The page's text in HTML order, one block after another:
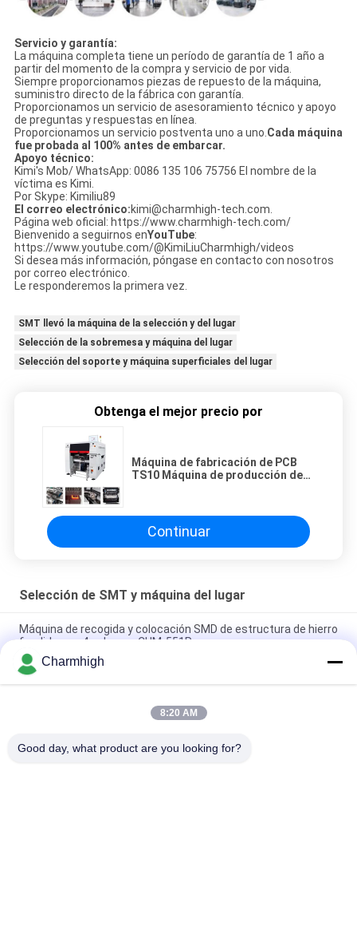
Servicio y garantía:
La máquina completa tiene un período de garantía de 1 año a
partir del momento de la compra y servicio de por vida.
Siempre proporcionamos piezas de repuesto de la máquina,
suministro directo de la fábrica con garantía.
Proporcionamos un servicio de asesoramiento técnico y apoyo
de preguntas y respuestas en línea.
Proporcionamos un servicio postventa uno a uno. Cada máquina
fue probada al 100% antes de embarcar.
Apoyo técnico:
Kimi's Mob/ WhatsApp: 0086 135 106 75756 El nombre de la
víctima es Kimi.
Por Skype: Kimiliu89
El correo electrónico:kimi@charmhigh-tech.com.
Página web oficial: https://www.charmhigh-tech.com/
Bienvenido a seguirnos enYouTube:
https://www.youtube.com/@KimiLiuCharmhigh/videos
Si desea más información, póngase en contacto con nosotros
por correo electrónico.
Le responderemos la primera vez.
SMT llevó la máquina de la selección y del lugar
Selección de la sobremesa y máquina del lugar
Selección del soporte y máquina superficiales del lugar
Obtenga el mejor precio por
Máquina de fabricación de PCB
TS10 Máquina de producción de
Continuar
Selección de SMT y máquina del lugar
Máquina de recogida y colocación SMD de estructura de hierro
fundido con 4 cabezas CHM-551P
Máquina de colocación y recogida SMT TC06 de diseño
estrecho y alta precisión, 6 cabezales, compatible con 01005
La máquina de montaje de chips SMT para fabricación de
Charmhigh
8:20 AM
Good day, what product are you looking for?